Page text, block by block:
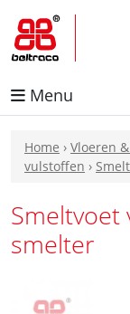
Menu
Home › Vloeren
vulstoffen ›
smelter